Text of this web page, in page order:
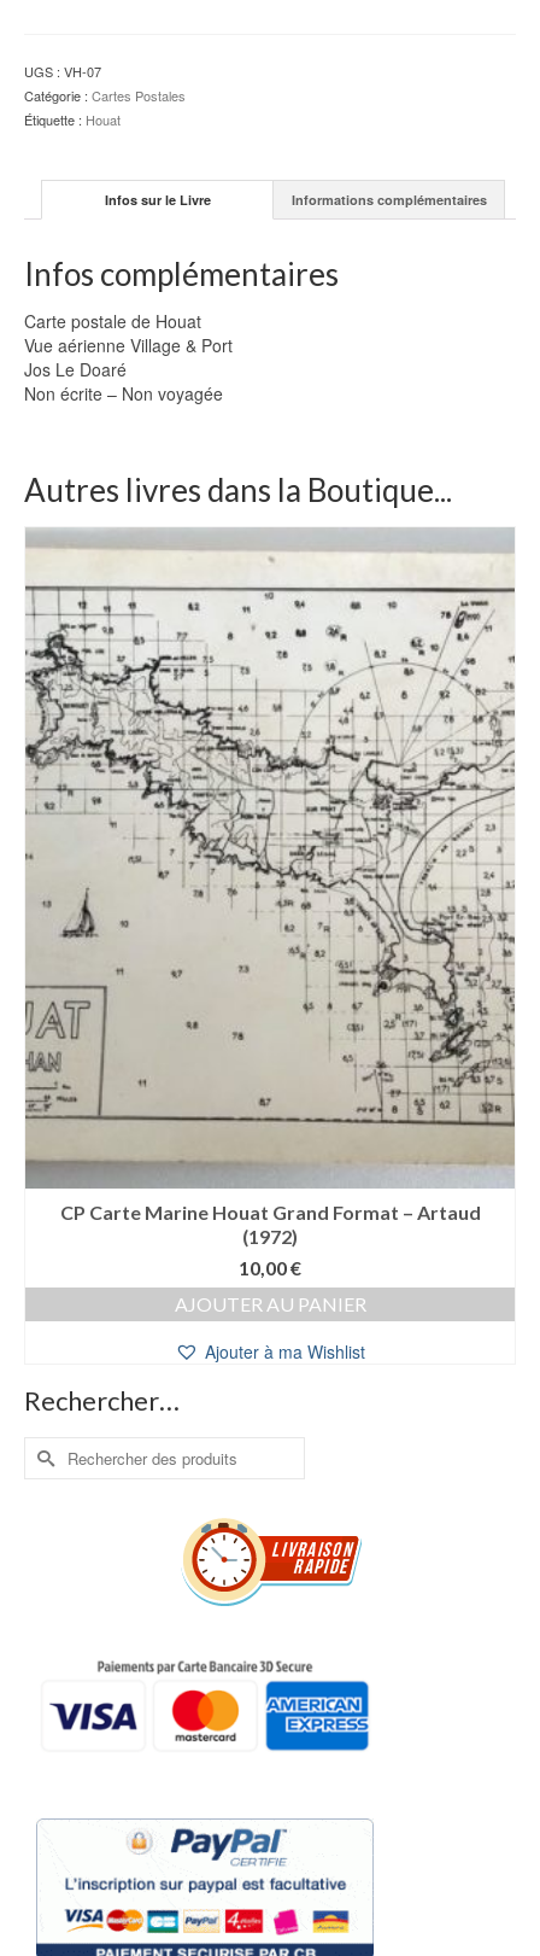
aérienne
Village
&
Jos
UGS : VH-07
Catégorie : Cartes Postales
Étiquette : Houat
Infos sur le Livre Informations complémentaires
Infos complémentaires
Carte postale de Houat
Vue aérienne Village & Port
Jos Le Doaré
Non écrite – Non voyagée
Autres livres dans la Boutique...
CP Carte Marine Houat Grand Format – Artaud
(1972)
10,00€
AJOUTER AU PANIER
Ajouter à ma Wishlist
Rechercher…
Rechercher :